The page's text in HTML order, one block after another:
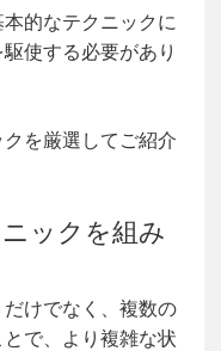
的なテクニックに
使する必要があり
を厳選してご紹介
ックを組み
けでなく、複数の
で、より複雑な状